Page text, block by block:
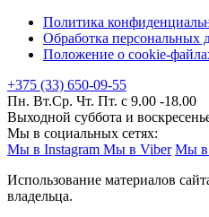
Политика
Обработка персональных
Положение о cookie-
+375 (33) 650-09-55
Пн. Вт.Ср. Чт. Пт. с 9.00 -18.00
Выходной суббота и
Мы в социальных сетях:
Мы в Instagram Мы в Viber Мы в
Использование материалов
владельца.